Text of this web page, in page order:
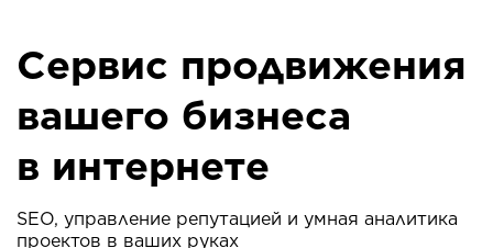
Сервис продвижения
вашего бизнеса
в интернете
SEO, управление репутацией и умная аналитика
проектов в ваших руках